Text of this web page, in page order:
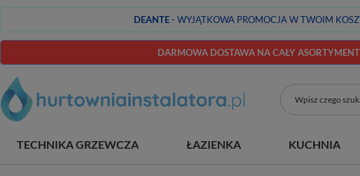
DEANTE- WYJĄTKOWA PROMOCJA W TWOIM
DARMOWA DOSTAWA NA CAŁY
TECHNIKA GRZEWCZA ŁAZIENKA KUCHNIA